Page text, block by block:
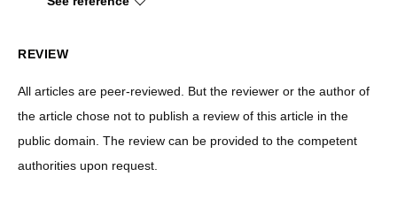
REVIEW
All articles are peer-reviewed. But the reviewer or the author of
the article chose not to publish a review of this article in the
public domain. The review can be provided to the competent
authorities upon request.